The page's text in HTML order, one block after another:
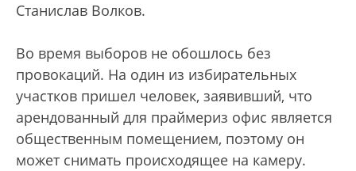
Станислав Волков.
Во время выборов не обошлось без
провокаций. На один из избирательных
участков пришел человек, заявивший, что
арендованный для праймериз офис является
общественным помещением, поэтому он
может снимать происходящее на камеру.